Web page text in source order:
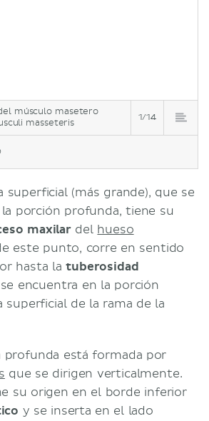
músculo masetero
masseteris
1/14
superficial (más grande), que se
porción profunda, tiene su
maxilardel hueso
este punto, corre en sentido
hasta la tuberosidad
encuentra en la porción
superficial de la rama de la
profunda está formada por
que se dirigen verticalmente.
su origen en el borde inferior
y se inserta en el lado